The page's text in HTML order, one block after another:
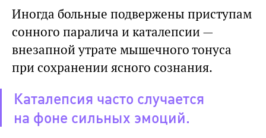
Иногда больные подвержены приступам
сонного паралича и каталепсии —
внезапной утрате мышечного тонуса
при сохранении ясного сознания.
Каталепсия часто случается
на фоне сильных эмоций.